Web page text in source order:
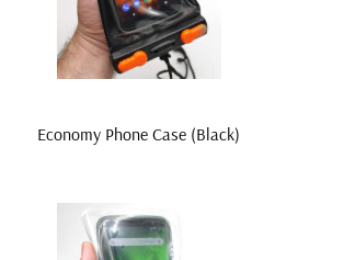
Economy Phone Case (Black)